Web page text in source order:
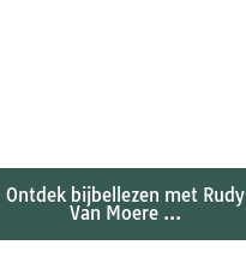
Ontdek bijbellezen met Rudy
Van Moere ...